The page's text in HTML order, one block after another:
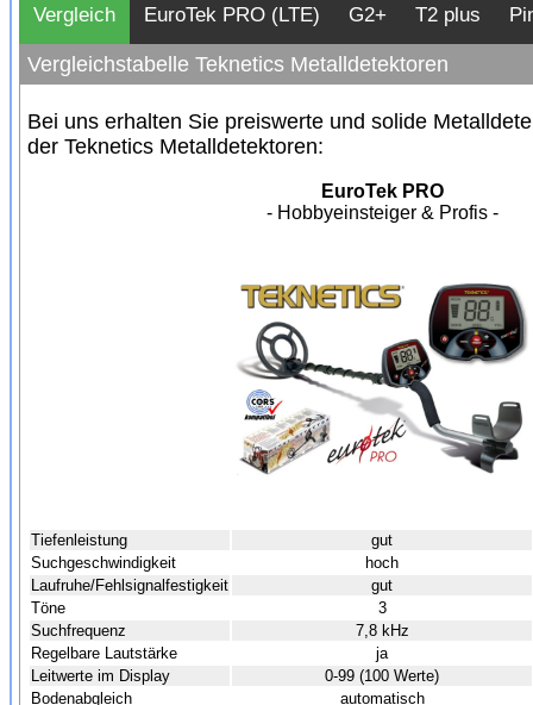
Vergleich EuroTek PRO (LTE) G2+ T2 plus
Vergleichstabelle Teknetics Metalldetektoren
Bei uns erhalten Sie preiswerte und solide
der Teknetics Metalldetektoren:
EuroTek PRO
- Hobbyeinsteiger & Profis -
Tiefenleistung
gut
Suchgeschwindigkeit
hoch
Laufruhe/Fehlsignalfestigkeit
gut
Töne
3
Suchfrequenz
7,8 kHz
Regelbare Lautstärke
ja
Leitwerte im Display
0-99 (100 Werte)
Bodenabgleich
automatisch